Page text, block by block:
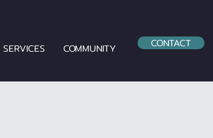
SERVICES COMMUNITY CONTACT